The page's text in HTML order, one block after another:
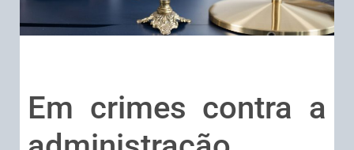
Em crimes contra a